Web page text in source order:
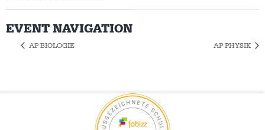
EVENT NAVIGATION
AP BIOLOGIE AP PHYSIK